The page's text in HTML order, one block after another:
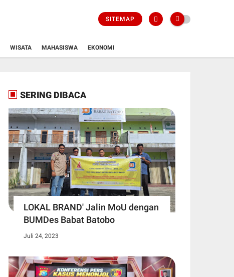
SITEMAP
WISATA MAHASISWA EKONOMI
SERING DIBACA
LOKAL BRAND' Jalin MoU dengan
BUMDes Babat Batobo
Juli 24, 2023